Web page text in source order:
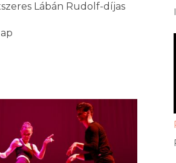
Lábán Rudolf-díjas